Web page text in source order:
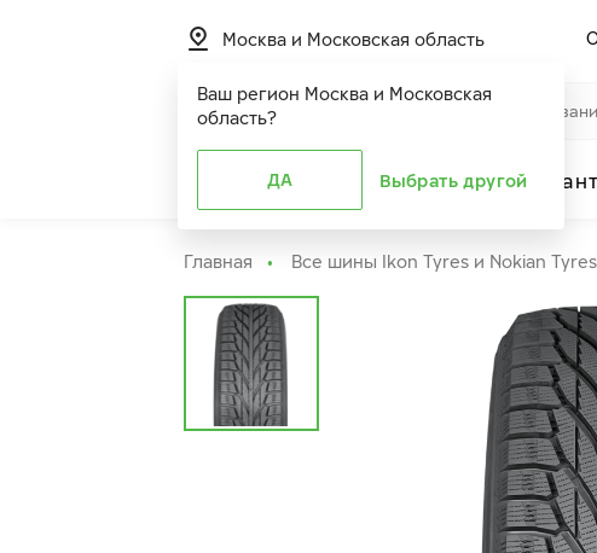
Ваш регион Москва и Московская
область?
ДА Выбрать другой
Москва и Московская область
Расширенная
Главная Все шины Ikon Tyres и Nokian Tyres